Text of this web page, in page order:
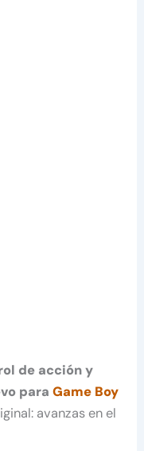
de acción y
paraGame Boy
avanzas en el